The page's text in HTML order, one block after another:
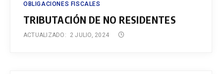
OBLIGACIONES FISCALES
TRIBUTACIÓN DE NO RESIDENTES
ACTUALIZADO: 2 JULIO, 2024